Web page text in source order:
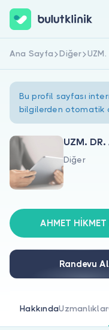
Hakkımızda
Doktorlar için
Hemen Kaydol
Ana Sayfa Diğer
Bu profil sayfası
bilgilerden otomatik
UZM.
Diğer
AHMET
Randevu Al
HakkındaUzmanlıklar